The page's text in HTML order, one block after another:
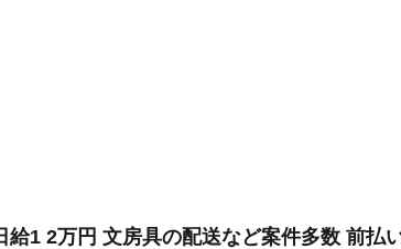
1 2万円 文房具の配送など案件多数 前払